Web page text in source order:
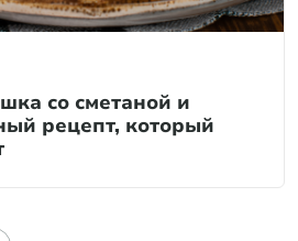
со сметаной и
рецепт, который